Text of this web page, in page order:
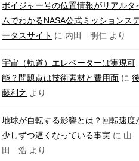
ボイジャー号の位置情報がリアルタ
ムでわかるNASA公式ミッションス
ータスサイト に 内田 明仁 より
宇宙（軌道）エレベーターは実現可
能？問題点は技術素材と費用面 に 後
藤利之 より
地球が自転する影響とは？回転速度
少しずつ遅くなっている事実 に 山
田 浩 より